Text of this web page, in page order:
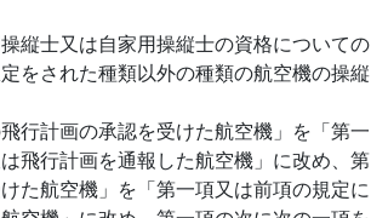
縦士又は自家用操縦士の資格についての
をされた種類以外の種類の航空機の操縦
行計画の承認を受けた航空機」を「第一
飛行計画を通報した航空機」に改め、第
た航空機」を「第一項又は前項の規定に